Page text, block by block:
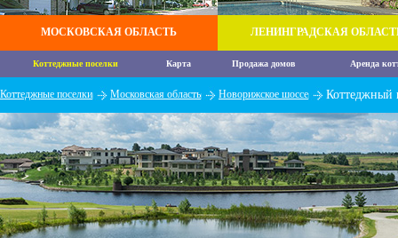
МОСКОВСКАЯ ОБЛАСТЬ ЛЕНИНГРАДСКАЯ
Коттеджные поселки Карта Продажа домов Аренда
Коттеджные поселки Московская область Новорижское шоссе Коттеджный